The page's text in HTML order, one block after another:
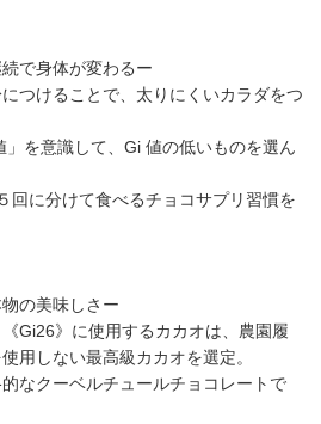
で身体が変わるー
つけることで、太りにくいカラダをつ
を意識して、Gi 値の低いものを選ん
回に分けて食べるチョコサプリ習慣を
の美味しさー
Gi26》に使用するカカオは、農園履
用しない最高級カカオを選定。
なクーベルチュールチョコレートで